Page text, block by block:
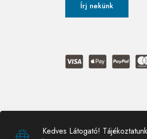
Írj nekünk
Kedves Látogató!